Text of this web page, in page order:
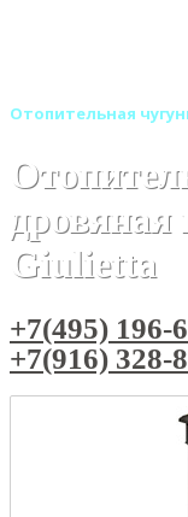
(Италия)
Отопительная
Giulietta
+7(495) 196-
+7(916) 328-